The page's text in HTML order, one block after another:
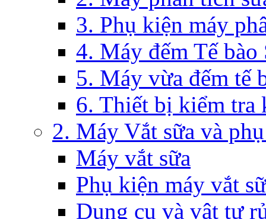
3. Phụ kiện máy
4. Máy đếm Tế bào
5. Máy vừa đếm tế
6. Thiết bị kiểm tra
2. Máy Vắt sữa và
Máy vắt sữa
Phụ kiện máy vắt
Dụng cụ và vật tư